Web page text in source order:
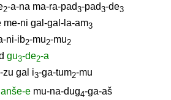
2-a-na ma-ra-pad3-pad3-de3
me-ni gal-gal-la-am3
ni-ib2-mu2-mu2
gu3-de2-a
zu gal i3-ga-tum2-mu
e mu-na-dug4-ga-aš